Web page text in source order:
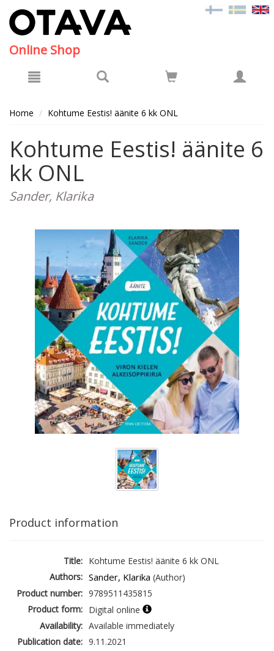
Online Shop
Home Kohtume Eestis! äänite 6 kk ONL
Kohtume Eestis! äänite 6
kk ONL
Sander, Klarika
Product information
Title: Kohtume Eestis! äänite 6 kk ONL
Authors: Sander, Klarika (Author)
Product number: 9789511435815
Product form: Digital online
Availability: Available immediately
Publication date: 9.11.2021